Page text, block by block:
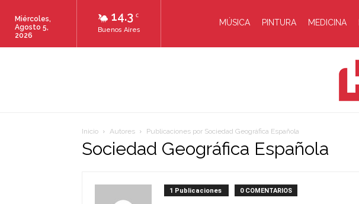
14.3 C
Buenos Aires
Miércoles,
Agosto 5,
2026
MÚSICA PINTURA MEDICINA
Inicio Autores Publicaciones por Sociedad Geográfica Española
Sociedad Geográfica Española
1 Publicaciones 0 COMENTARIOS